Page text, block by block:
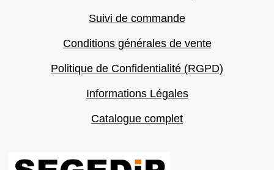
Suivi de commande
Conditions générales de vente
Politique de Confidentialité (RGPD)
Informations Légales
Catalogue complet